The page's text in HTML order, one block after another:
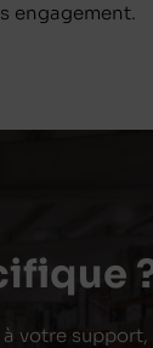
engagement.
votre